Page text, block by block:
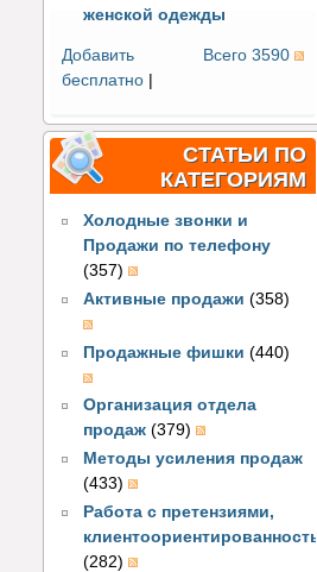
женской одежды
Всего 3590
Добавить
бесплатно |
СТАТЬИ ПО
КАТЕГОРИЯМ
Холодные звонки и
Продажи по телефону
(357)
Активные продажи (358)
Продажные фишки (440)
Организация отдела
продаж (379)
Методы усиления продаж
(433)
Работа с претензиями,
клиентоориентированность
(282)